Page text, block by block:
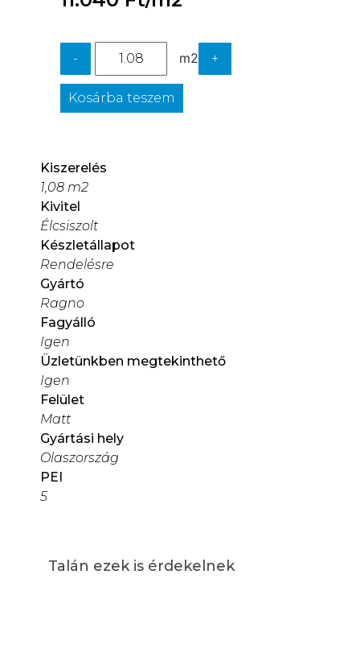
- m2 +
Kosárba teszem
Kiszerelés
1,08 m2
Kivitel
Élcsiszolt
Készletállapot
Rendelésre
Gyártó
Ragno
Fagyálló
Igen
Üzletünkben megtekinthető
Igen
Felület
Matt
Gyártási hely
Olaszország
PEI
5
Talán ezek is érdekelnek